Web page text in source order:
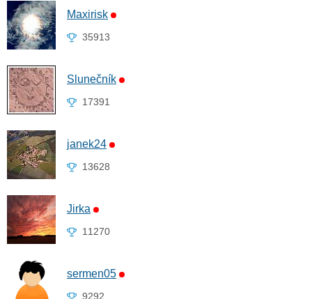
Maxirisk
35913
Slunečník
17391
janek24
13628
Jirka
11270
sermen05
9292